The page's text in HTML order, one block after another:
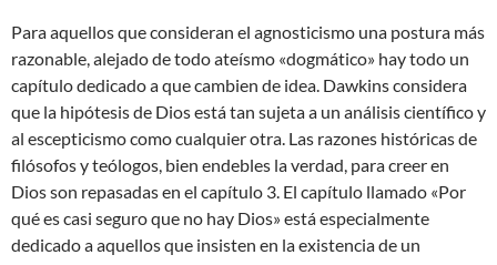
Para aquellos que consideran el agnosticismo una postura más
razonable, alejado de todo ateísmo «dogmático» hay todo un
capítulo dedicado a que cambien de idea. Dawkins considera
que la hipótesis de Dios está tan sujeta a un análisis científico y
al escepticismo como cualquier otra. Las razones históricas de
filósofos y teólogos, bien endebles la verdad, para creer en
Dios son repasadas en el capítulo 3. El capítulo llamado «Por
qué es casi seguro que no hay Dios» está especialmente
dedicado a aquellos que insisten en la existencia de un